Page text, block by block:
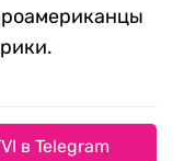
в Telegram